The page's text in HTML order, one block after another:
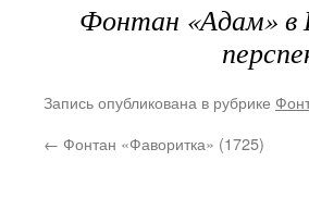
Фонтан «Адам» в
Запись опубликована в рубрике
← Фонтан «Фаворитка» (1725)